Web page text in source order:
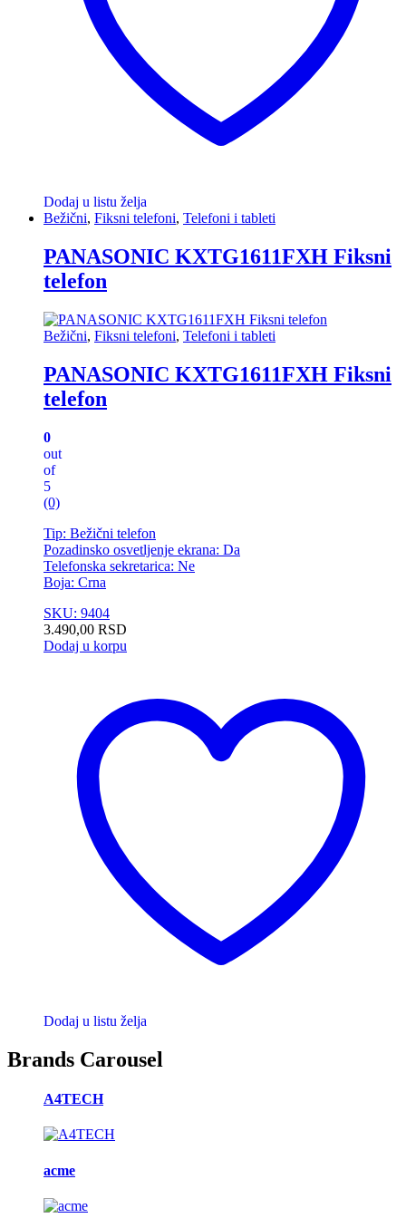
Dodaj u listu želja
Bežični, Fiksni telefoni, Telefoni i tableti
PANASONIC KXTG1611FXH Fiksni
telefon
Bežični, Fiksni telefoni, Telefoni i tableti
PANASONIC KXTG1611FXH Fiksni
telefon
0
out
of
5
(0)
Tip: Bežični telefon
Pozadinsko osvetljenje ekrana: Da
Telefonska sekretarica: Ne
Boja: Crna
SKU: 9404
3.490,00 RSD
Dodaj u korpu
Dodaj u listu želja
Brands Carousel
A4TECH
acme